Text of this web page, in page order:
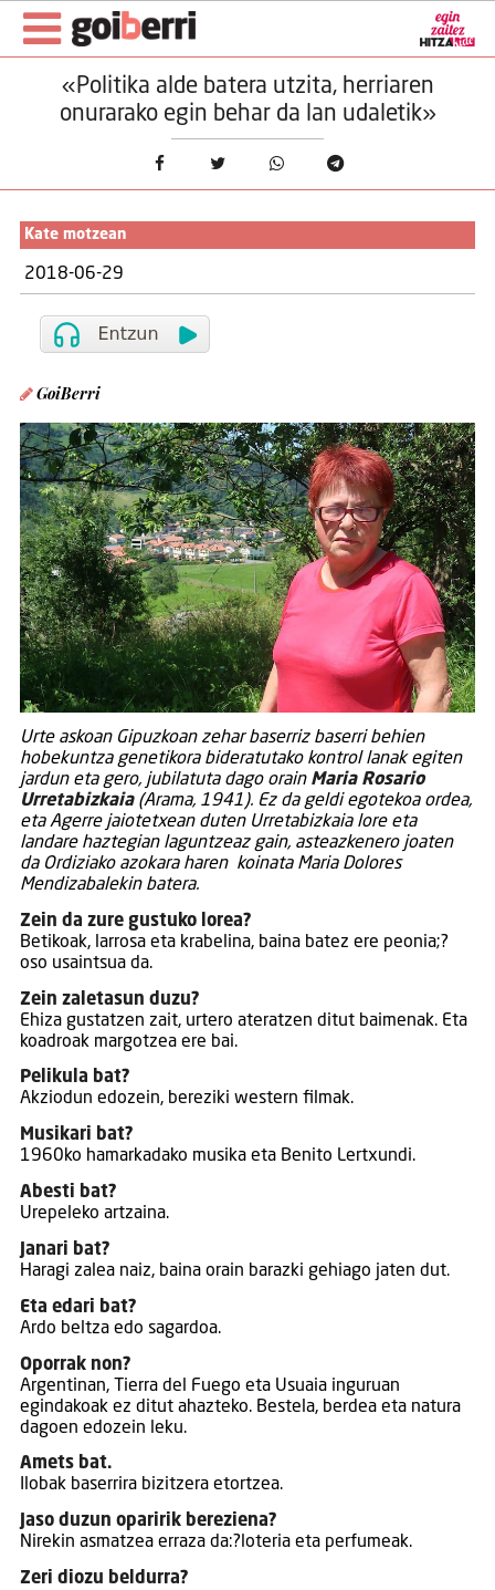
«Politika alde batera utzita, herriaren
onurarako egin behar da lan udaletik»
Kate motzean
2018-06-29
GoiBerri
Urte askoan Gipuzkoan zehar baserriz baserri behien
hobekuntza genetikora bideratutako kontrol lanak egiten
jardun eta gero, jubilatuta dago orain Maria Rosario
Urretabizkaia(Arama, 1941). Ez da geldi egotekoa ordea,
eta Agerre jaiotetxean duten Urretabizkaia lore eta
landare haztegian laguntzeaz gain, asteazkenero joaten
da Ordiziako azokara haren koinata Maria Dolores
Mendizabalekin batera.
Zein da zure gustuko lorea?
Betikoak, larrosa eta krabelina, baina batez ere peonia;?
oso usaintsua da.
Zein zaletasun duzu?
Ehiza gustatzen zait, urtero ateratzen ditut baimenak. Eta
koadroak margotzea ere bai.
Pelikula bat?
Akziodun edozein, bereziki western filmak.
Musikari bat?
1960ko hamarkadako musika eta Benito Lertxundi.
Abesti bat?
Urepeleko artzaina.
Janari bat?
Haragi zalea naiz, baina orain barazki gehiago jaten dut.
Eta edari bat?
Ardo beltza edo sagardoa.
Oporrak non?
Argentinan, Tierra del Fuego eta Usuaia inguruan
egindakoak ez ditut ahazteko. Bestela, berdea eta natura
dagoen edozein leku.
Amets bat.
Ilobak baserrira bizitzera etortzea.
Jaso duzun oparirik bereziena?
Nirekin asmatzea erraza da:?loteria eta perfumeak.
Zeri diozu beldurra?